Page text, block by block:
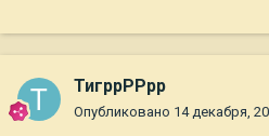
ТигррРРрр
Опубликовано 14 декабря,